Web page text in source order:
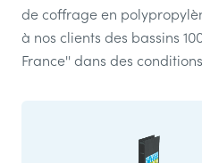
de coffrage en
à nos clients des bassins
France'' dans des